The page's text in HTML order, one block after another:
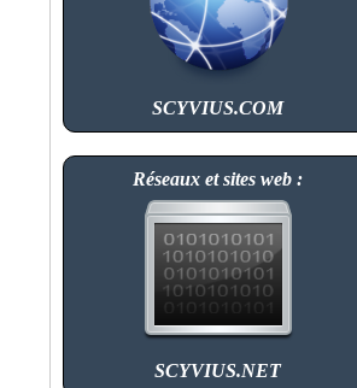
SCYVIUS.COM
Réseaux et sites web :
SCYVIUS.NET